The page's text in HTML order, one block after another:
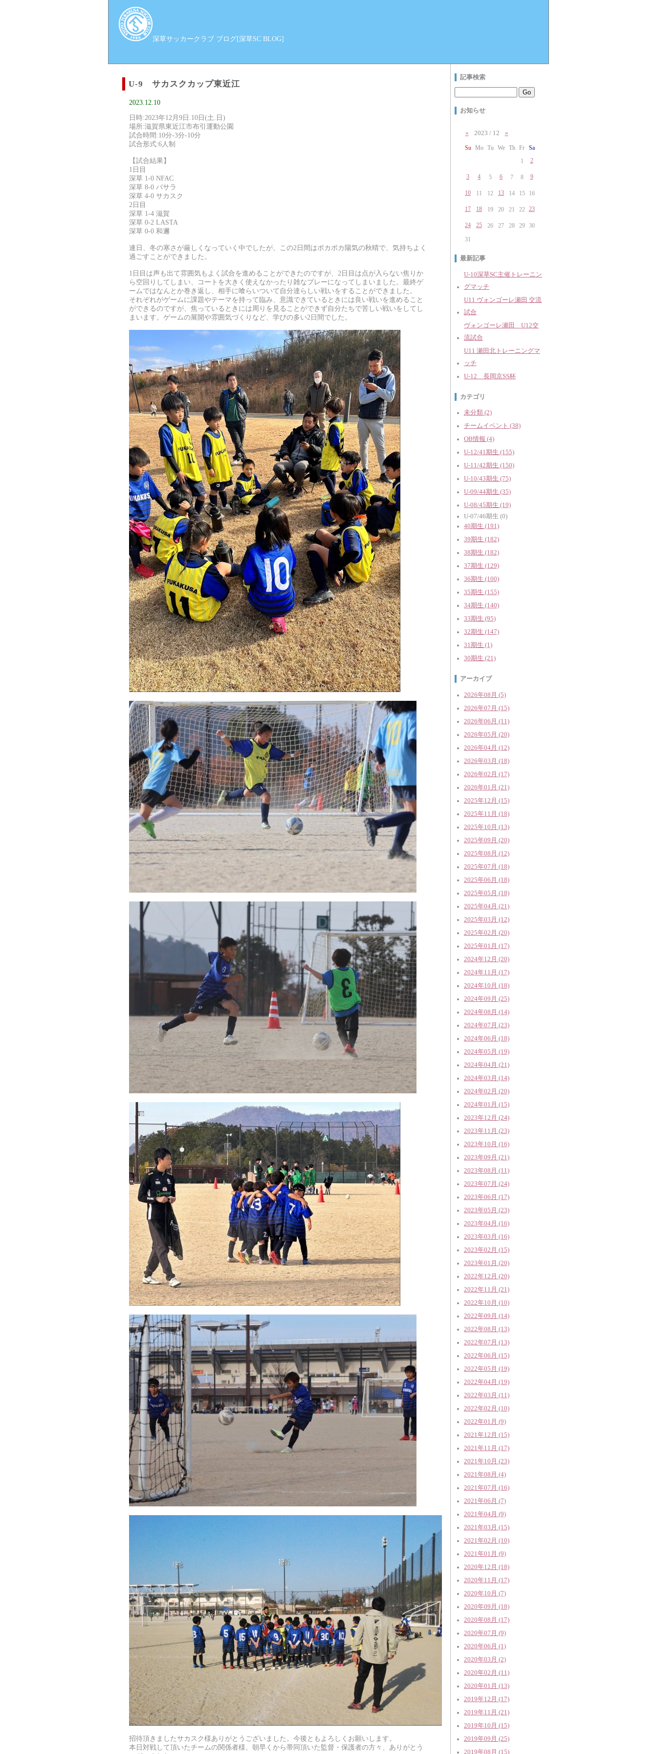
深草サッカークラブ ブログ[深草SC BLOG]
U-9 サカスクカップ東近江
2023.12.10
日時:2023年12月9日.10日(土.日)
場所:滋賀県東近江市布引運動公園
試合時間:10分-3分-10分
試合形式:6人制
【試合結果】
1日目
深草 1-0 NFAC
深草 8-0 バサラ
深草 4-0 サカスク
2日目
深草 1-4 滋賀
深草 0-2 LASTA
深草 0-0 和邇
連日、冬の寒さが厳しくなっていく中でしたが、この2日間はポカポカ陽気の秋晴で、気持ちよく
過ごすことができました。
1日目は声も出て雰囲気もよく試合を進めることができたのですが、2日目は点が入らない焦りか
ら空回りしてしまい、コートを大きく使えなかったり雑なプレーになってしまいました。最終ゲ
ームではなんとか巻き返し、相手に喰らいついて自分達らしい戦いをすることができました。
それぞれがゲームに課題やテーマを持って臨み、意識できているときには良い戦いを進めること
ができるのですが、焦っているときには周りを見ることができず自分たちで苦しい戦いをしてし
まいます。ゲームの展開や雰囲気づくりなど、学びの多い2日間でした。
招待頂きましたサカスク様ありがとうございました。今後ともよろしくお願いします。
本日対戦して頂いたチームの関係者様、朝早くから帯同頂いた監督・保護者の方々、ありがとう
記事検索
お知らせ
« 2023 / 12 »
Su Mo Tu We Th Fr
Sa
1
2
3 4 5 6 7 8 9
10 11 12 13 14 15 16
17 18 19 20 21 22 23
24 25 26 27 28 29
30
31
最新記事
U-10深草SC主催トレーニン
グマッチ
U11 ヴォンゴーレ瀬田 交流
試合
ヴォンゴーレ瀬田 U12交
流試合
U11 瀬田北トレーニングマ
ッチ
U-12 長岡京SS杯
カテゴリ
未分類 (2)
チームイベント (38)
OB情報 (4)
U-12/41期生 (155)
U-11/42期生 (150)
U-10/43期生 (75)
U-09/44期生 (35)
U-08/45期生 (19)
U-07/46期生 (0)
40期生 (191)
39期生 (182)
38期生 (182)
37期生 (129)
36期生 (100)
35期生 (155)
34期生 (140)
33期生 (95)
32期生 (147)
31期生 (1)
30期生 (21)
アーカイブ
2026年08月 (5)
2026年07月 (15)
2026年06月 (11)
2026年05月 (20)
2026年04月 (12)
2026年03月 (18)
2026年02月 (17)
2026年01月 (21)
2025年12月 (15)
2025年11月 (18)
2025年10月 (13)
2025年09月 (20)
2025年08月 (12)
2025年07月 (18)
2025年06月 (18)
2025年05月 (18)
2025年04月 (21)
2025年03月 (12)
2025年02月 (20)
2025年01月 (17)
2024年12月 (20)
2024年11月 (17)
2024年10月 (18)
2024年09月 (25)
2024年08月 (14)
2024年07月 (23)
2024年06月 (18)
2024年05月 (19)
2024年04月 (21)
2024年03月 (14)
2024年02月 (20)
2024年01月 (15)
2023年12月 (24)
2023年11月 (23)
2023年10月 (16)
2023年09月 (21)
2023年08月 (11)
2023年07月 (24)
2023年06月 (17)
2023年05月 (23)
2023年04月 (16)
2023年03月 (16)
2023年02月 (15)
2023年01月 (20)
2022年12月 (20)
2022年11月 (21)
2022年10月 (10)
2022年09月 (14)
2022年08月 (13)
2022年07月 (13)
2022年06月 (15)
2022年05月 (19)
2022年04月 (19)
2022年03月 (11)
2022年02月 (10)
2022年01月 (9)
2021年12月 (15)
2021年11月 (17)
2021年10月 (23)
2021年08月 (4)
2021年07月 (16)
2021年06月 (7)
2021年04月 (9)
2021年03月 (15)
2021年02月 (10)
2021年01月 (9)
2020年12月 (18)
2020年11月 (17)
2020年10月 (7)
2020年09月 (18)
2020年08月 (17)
2020年07月 (9)
2020年06月 (1)
2020年03月 (2)
2020年02月 (11)
2020年01月 (13)
2019年12月 (17)
2019年11月 (21)
2019年10月 (15)
2019年09月 (25)
2019年08月 (15)